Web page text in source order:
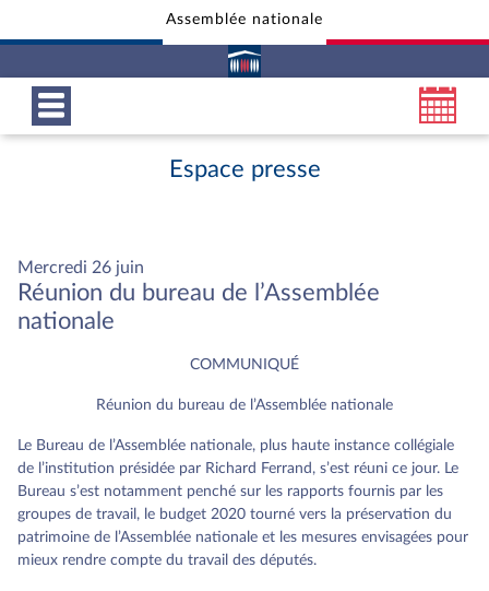
Aller en bas de la pageAssemblée nationale
Espace presse
Mercredi 26 juin
Réunion du bureau de l’Assemblée
nationale
COMMUNIQUÉ
Réunion du bureau de l’Assemblée nationale
Le Bureau de l’Assemblée nationale, plus haute instance collégiale
de l’institution présidée par Richard Ferrand, s’est réuni ce jour. Le
Bureau s’est notamment penché sur les rapports fournis par les
groupes de travail, le budget 2020 tourné vers la préservation du
patrimoine de l’Assemblée nationale et les mesures envisagées pour
mieux rendre compte du travail des députés.